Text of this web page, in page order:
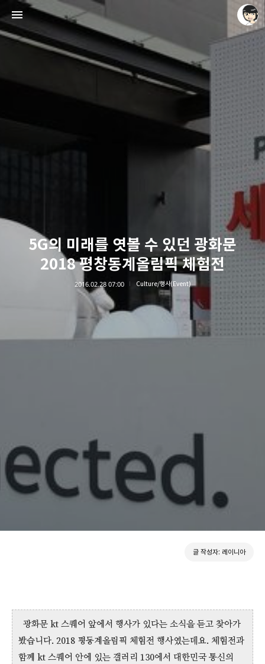
5G의 미래를 엿볼 수 있던 광화문
2018 평창동계올림픽 체험전
2016.02.28 07:00 Culture/행사(Event)
글 작성자: 레이니아
광화문 kt 스퀘어 앞에서 행사가 있다는 소식을 듣고 찾아가
봤습니다. 2018 평동계올림픽 체험전 행사였는데요. 체험전과
함께 kt 스퀘어 안에 있는 갤러리 130에서 대한민국 통신의